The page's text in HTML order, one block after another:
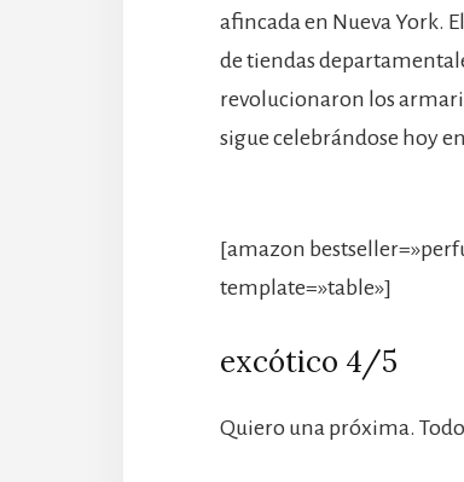
afincada en Nueva York.
de tiendas
revolucionaron los
sigue celebrándose hoy
[amazon
template=»table»]
excótico 4/5
Quiero una próxima.